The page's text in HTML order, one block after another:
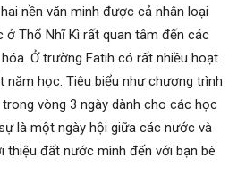
nền văn minh được cả nhân loại
ở Thổ Nhĩ Kì rất quan tâm đến các
Ở trường Fatih có rất nhiều hoạt
năm học. Tiêu biểu như chương trình
trong vòng 3 ngày dành cho các học
là một ngày hội giữa các nước và
thiệu đất nước mình đến với bạn bè